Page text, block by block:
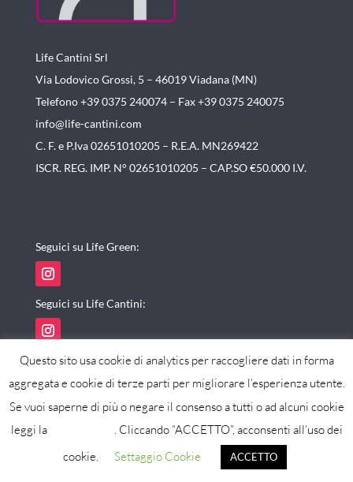
Life Cantini Srl
Via Lodovico Grossi, 5 – 46019Viadana (MN)
Telefono +39 0375 240074 – Fax +39 0375 240075
info@life-cantini.com
C. F. e P.Iva 02651010205 – R.E.A. MN269422
ISCR. REG. IMP. N° 02651010205 – CAP.SO €50.000 I.V.
Seguici su Life Green:
Seguici su Life Cantini:
powered by maxistudio
Questo sito usa cookie di analytics per raccogliere dati in forma
aggregata e cookie di terze parti per migliorare l’esperienza utente.
Se vuoi saperne di più o negare il consenso a tutti o ad alcuni cookie
leggi la
. Cliccando “ACCETTO”, acconsenti all’uso dei
cookie.
Settaggio Cookie ACCETTO